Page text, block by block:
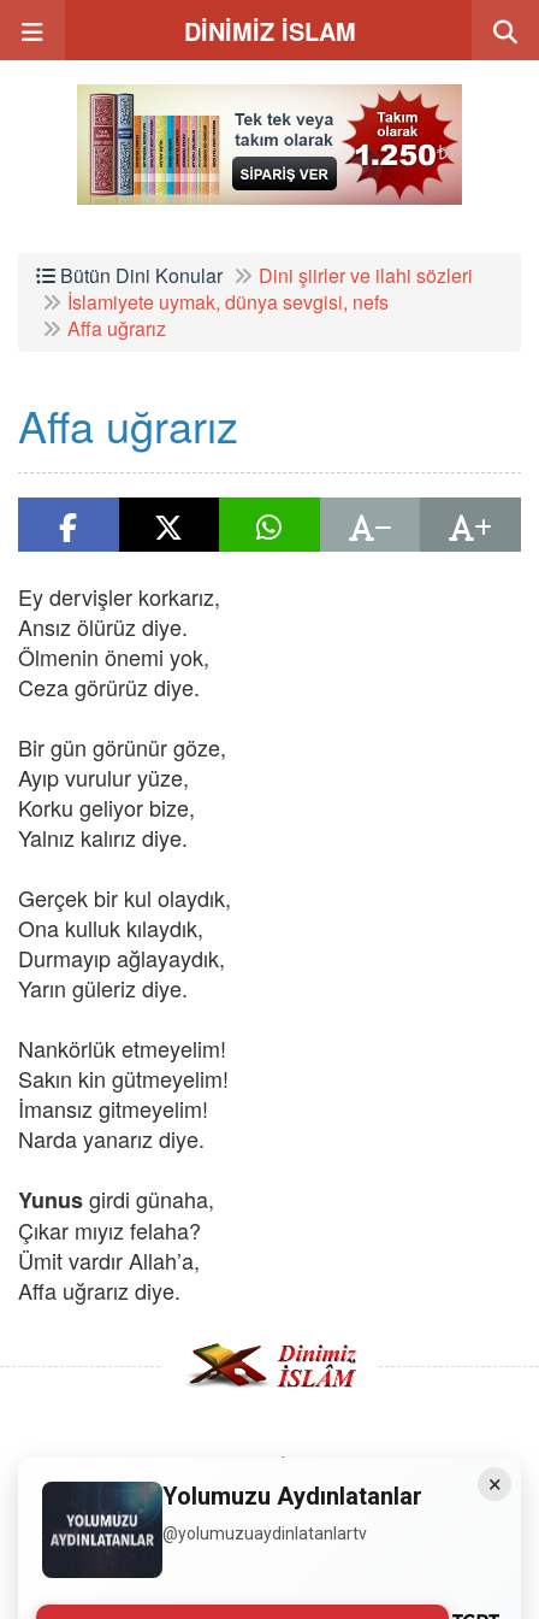
DİNİMİZ İSLAM
Bütün Dini Konular
Dini şiirler ve ilahi sözleri
İslamiyete uymak, dünya sevgisi, nefs
Affa uğrarız
Affa uğrarız
Ey dervişler korkarız,
Ansız ölürüz diye.
Ölmenin önemi yok,
Ceza görürüz diye.
Bir gün görünür göze,
Ayıp vurulur yüze,
Korku geliyor bize,
Yalnız kalırız diye.
Gerçek bir kul olaydık,
Ona kulluk kılaydık,
Durmayıp ağlayaydık,
Yarın güleriz diye.
Nankörlük etmeyelim!
Sakın kin gütmeyelim!
İmansız gitmeyelim!
Narda yanarız diye.
Yunusgirdi günaha,
Çıkar mıyız felaha?
Ümit vardır Allah’a,
Affa uğrarız diye.
Copyright © 2008 - Dinimiz İslam. Her Hakkı Saklıdır.
Sitemizdeki bilgiler, bütün insanların istifadesi için
hazırlanmıştır. Orijinaline sadık kalmak şartıyla, izin
almaya gerek kalmadan, herkes istediği gibi alıp istifade
edebilir.
×
Yolumuzu Aydınlatanlar
@yolumuzuaydinlatanlartv